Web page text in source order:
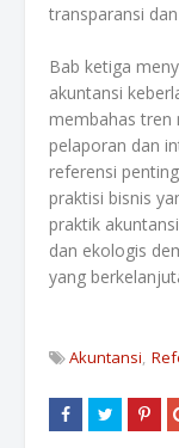
transparansi
Bab ketiga
akuntansi
membahas tren
pelaporan dan
referensi
praktisi bisnis
praktik
dan ekologis
yang
Akuntansi